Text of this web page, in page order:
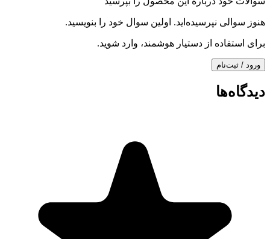
هنوز سوالی نپرسیده‌اید. اولین سوال خود را بنویسید.
برای استفاده از دستیار هوشمند، وارد شوید.
ورود / ثبت‌نام
دیدگاه‌ها